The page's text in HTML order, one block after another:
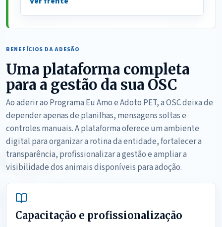
BENEFÍCIOS DA ADESÃO
Uma plataforma completa
para a gestão da sua OSC
Ao aderir ao Programa Eu Amo e Adoto PET, a OSC deixa de
depender apenas de planilhas, mensagens soltas e
controles manuais. A plataforma oferece um ambiente
digital para organizar a rotina da entidade, fortalecer a
transparência, profissionalizar a gestão e ampliar a
visibilidade dos animais disponíveis para adoção.
Capacitação e profissionalização